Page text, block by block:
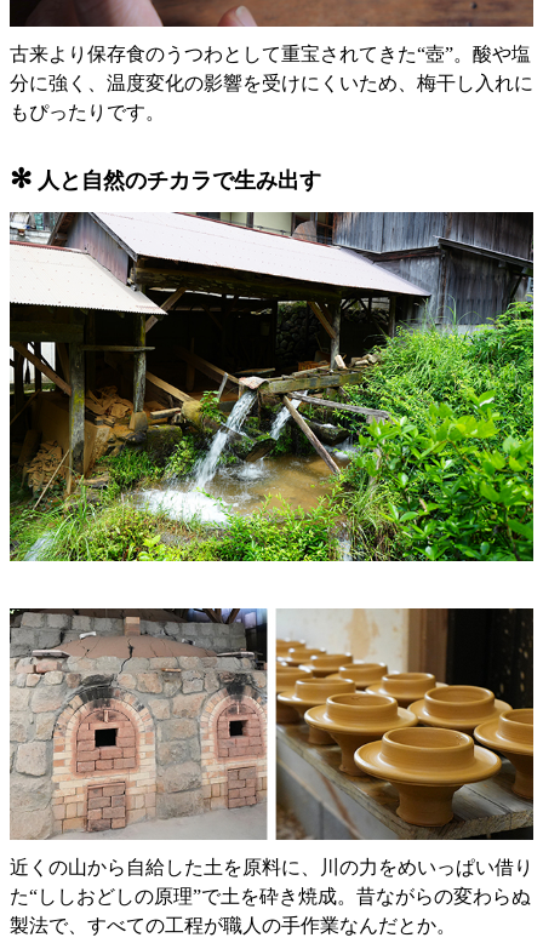
古来より保存食のうつわとして重宝されてきた“壺”。酸や塩
分に強く、温度変化の影響を受けにくいため、梅干し入れに
もぴったりです。
✻ 人と自然のチカラで生み出す
近くの山から自給した土を原料に、川の力をめいっぱい借り
た“ししおどしの原理”で土を砕き焼成。昔ながらの変わらぬ
製法で、すべての工程が職人の手作業なんだとか。